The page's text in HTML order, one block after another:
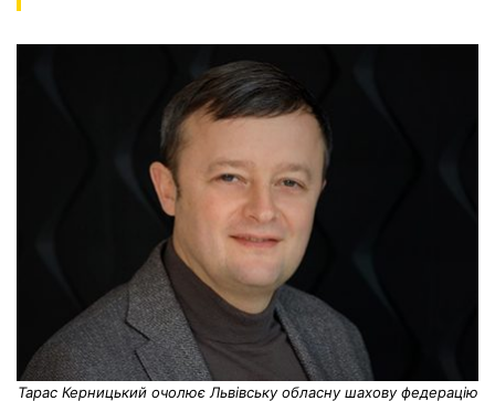
Тарас Керницький очолює Львівську обласну шахову федерацію